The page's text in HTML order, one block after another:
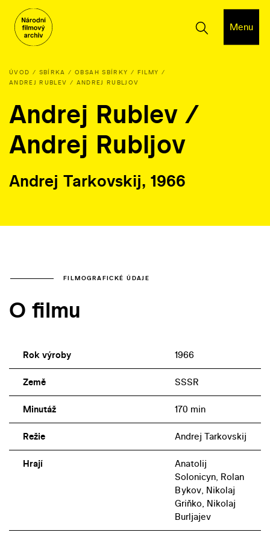
Menu
ÚVOD SBÍRKA OBSAH SBÍRKY
FILMY
ANDREJ RUBLEV / ANDREJ RUBLJOV
Andrej Rublev /
Andrej Rubljov
Andrej Tarkovskij, 1966
FILMOGRAFICKÉ ÚDAJE
O filmu
Rok výroby 1966
Země SSSR
Minutáž 170 min
Režie Andrej Tarkovskij
Hrají
Anatolij
Solonicyn, Rolan
Bykov, Nikolaj
Griňko, Nikolaj
Burljajev